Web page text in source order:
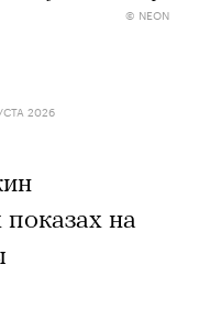
© NEON
2026
на